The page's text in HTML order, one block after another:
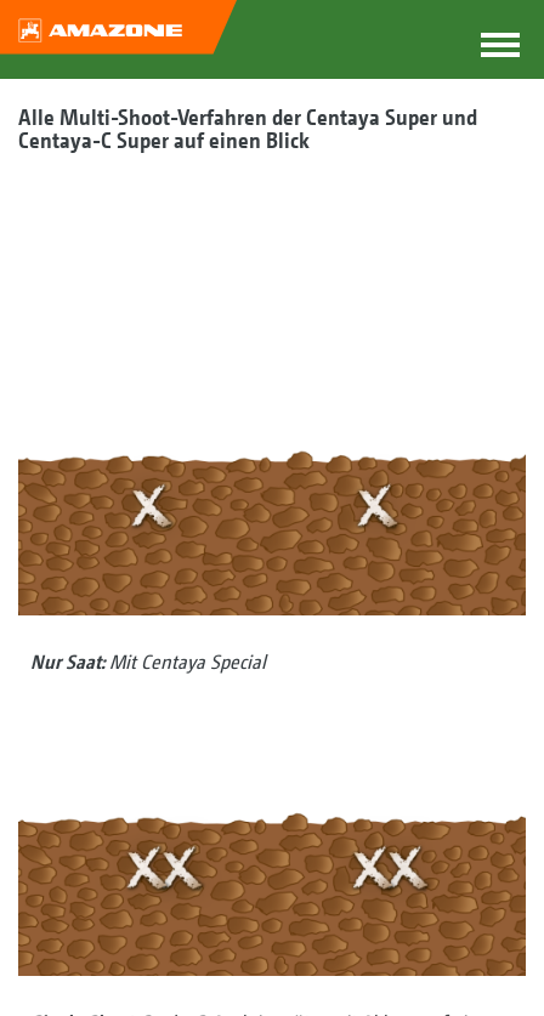
Alle Multi-Shoot-Verfahren der Centaya Super und
Centaya-C Super auf einen Blick
Nur Saat:Mit Centaya Special